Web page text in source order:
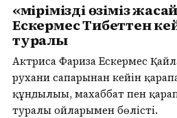
«Өмірімізді өзіміз
Ескермес Тибеттен
туралы
Актриса Фариза Ескермес
рухани сапарынан кейін
құндылығы, махаббат пен
туралы ойларымен бөлісті.